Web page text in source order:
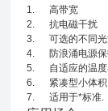
1.高带宽
2.抗电磁干扰
3.可选的不同
4. 防浪涌电源
5. 自适应的温
6. 紧凑型小体积
7.适用于*标准.